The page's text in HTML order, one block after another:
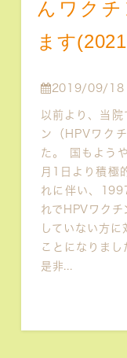
んワク
ます
2019/09/18
以前より、当院
ン（HPVワク
た。 国もよう
月1日より積極
れに伴い、
れでHPVワクチ
していない方
ことになりまし
是非...